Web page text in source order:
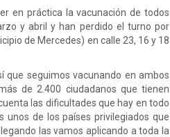
en práctica la vacunación de todos
y abril y han perdido el turno por
de Mercedes) en calle 23, 16 y 18
que seguimos vacunando en ambos
de 2.400 ciudadanos que tienen
las dificultades que hay en todo
de los países privilegiados que
las vamos aplicando a toda la